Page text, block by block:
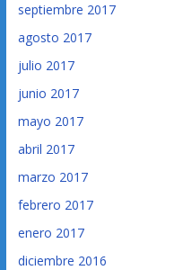
septiembre 2017
agosto 2017
julio 2017
junio 2017
mayo 2017
abril 2017
marzo 2017
febrero 2017
enero 2017
diciembre 2016